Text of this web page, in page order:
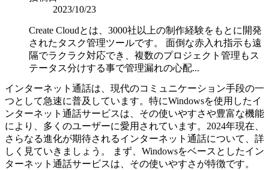
インターネット通話は、現代のコミュニケーション手段の一
つとして急速に普及しています。特にWindowsを使用したイ
ンターネット通話サービスは、その使いやすさや豊富な機能
により、多くのユーザーに愛用されています。2024年現在、
さらなる進化が期待されるインターネット通話について、詳
しく見ていきましょう。 まず、Windowsをベースとしたイン
ターネット通話サービスは、その使いやすさが特徴です。
2023/10/23
Create Cloudとは、3000社以上の制作経験をもとに開発
されたタスク管理ツールです。 面倒な赤入れ指示も遠
隔でラクラク対応でき、複数のプロジェクト管理もス
テータス分けする事で管理漏れの心配...